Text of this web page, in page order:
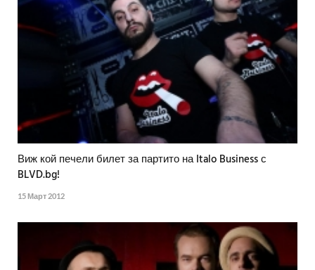
Виж кой печели билет за партито на Italo Business с
BLVD.bg!
15 Март 2012